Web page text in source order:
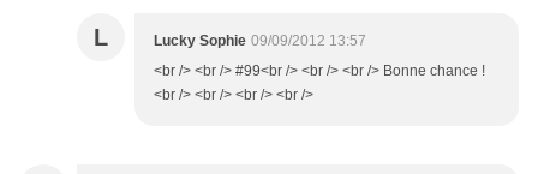
L Lucky Sophie 09/09/2012 13:57
<br /> <br /> #99<br /> <br /> <br /> Bonne chance !
<br /> <br /> <br /> <br />